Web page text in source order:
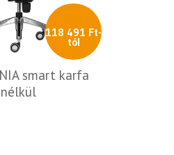
118 491 Ft-
tól
smart karfa
nélkül